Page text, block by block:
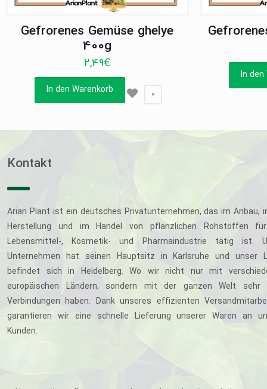
Gefrorenes Gemüse ghelye
400g
2,49€
In den Warenkorb 0
In den
Kontakt
Arian Plant ist ein deutsches Privatunternehmen, das im Anbau,
Herstellung und im Handel von pflanzlichen Rohstoffen
Lebensmittel-, Kosmetik- und Pharmaindustrie tätig ist.
Unternehmen hat seinen Hauptsitz in Karlsruhe und unser
befindet sich in Heidelberg. Wo wir nicht nur mit
europäischen Ländern, sondern mit der ganzen Welt sehr
Verbindungen haben. Dank unseres effizienten
garantieren wir eine schnelle Lieferung unserer Waren an
Kunden.